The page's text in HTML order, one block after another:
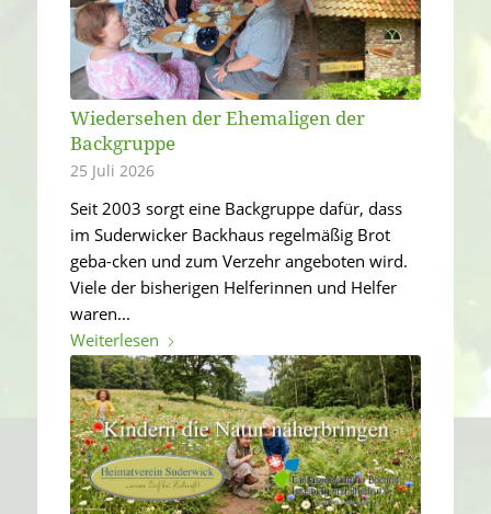
Wiedersehen der Ehemaligen der
Backgruppe
25 Juli 2026
Seit 2003 sorgt eine Backgruppe dafür, dass
im Suderwicker Backhaus regelmäßig Brot
geba-cken und zum Verzehr angeboten wird.
Viele der bisherigen Helferinnen und Helfer
waren...
Weiterlesen